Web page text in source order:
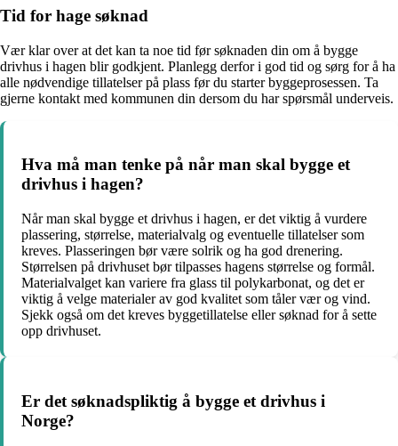
Tid for hage søknad
Vær klar over at det kan ta noe tid før søknaden din om å bygge
drivhus i hagen blir godkjent. Planlegg derfor i god tid og sørg for å ha
alle nødvendige tillatelser på plass før du starter byggeprosessen. Ta
gjerne kontakt med kommunen din dersom du har spørsmål underveis.
Hva må man tenke på når man skal bygge et
drivhus i hagen?
Når man skal bygge et drivhus i hagen, er det viktig å vurdere
plassering, størrelse, materialvalg og eventuelle tillatelser som
kreves. Plasseringen bør være solrik og ha god drenering.
Størrelsen på drivhuset bør tilpasses hagens størrelse og formål.
Materialvalget kan variere fra glass til polykarbonat, og det er
viktig å velge materialer av god kvalitet som tåler vær og vind.
Sjekk også om det kreves byggetillatelse eller søknad for å sette
opp drivhuset.
Er det søknadspliktig å bygge et drivhus i
Norge?